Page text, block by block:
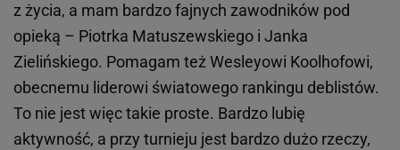
z życia, a mam bardzo fajnych zawodników pod
opieką – Piotrka Matuszewskiego i Janka
Zielińskiego. Pomagam też Wesleyowi Koolhofowi,
obecnemu liderowi światowego rankingu deblistów.
To nie jest więc takie proste. Bardzo lubię
aktywność, a przy turnieju jest bardzo dużo rzeczy,